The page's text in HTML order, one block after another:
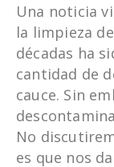
Una noticia
la limpieza
décadas ha
cantidad de
cauce. Sin
No
es que nos